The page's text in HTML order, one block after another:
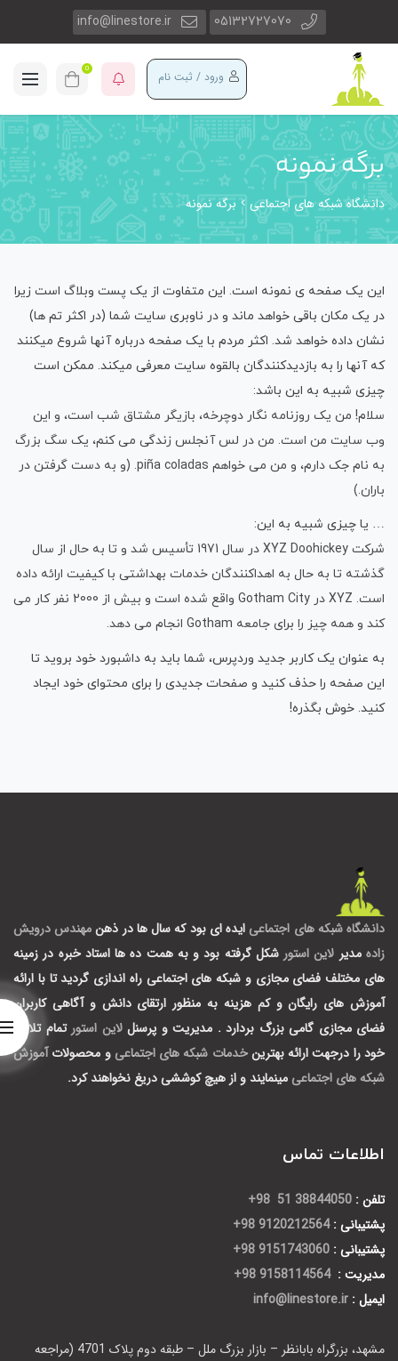
05132727070
info@linestore.ir
ورود / ثبت نام 0
برگه نمونه
دانشگاه شبکه های اجتماعی برگه نمونه
این یک صفحه ی نمونه است. این متفاوت از یک پست وبلاگ است زیرا
در یک مکان باقی خواهد ماند و در ناوبری سایت شما (در اکثر تم ها)
نشان داده خواهد شد. اکثر مردم با یک صفحه درباره آنها شروع میکنند
که آنها را به بازدیدکنندگان بالقوه سایت معرفی میکند. ممکن است
چیزی شبیه به این باشد:
سلام! من یک روزنامه نگار دوچرخه، بازیگر مشتاق شب است، و این
وب سایت من است. من در لس آنجلس زندگی می کنم، یک سگ بزرگ
به نام جک دارم، و من می خواهم piña coladas. (و به دست گرفتن در
باران.)
… یا چیزی شبیه به این:
شرکت XYZ Doohickey در سال 1971 تأسیس شد و تا به حال از سال
گذشته تا به حال به اهداکنندگان خدمات بهداشتی با کیفیت ارائه داده
است. XYZ در Gotham City واقع شده است و بیش از 2000 نفر کار می
کند و همه چیز را برای جامعه Gotham انجام می دهد.
به عنوان یک کاربر جدید وردپرس، شما باید به داشبورد خود بروید تا
این صفحه را حذف کنید و صفحات جدیدی را برای محتوای خود ایجاد
کنید. خوش بگذره!
دانشگاه شبکه های اجتماعی ایده ای بود که سال ها در ذهنمهندس درویش
زاده مدیر لاین استور شکل گرفته بود و به همت ده ها استاد خبره در زمینه
های مختلف فضای مجازی و شبکه های اجتماعی راه اندازی گردید تا با ارائه
آموزش های رایگان و کم هزینه به منظور ارتقای دانش و آگاهی کاربران
فضای مجازی گامی بزرگ بردارد . مدیریت و پرسنللاین استور تمام تلاش
خود را درجهت ارائه بهترینخدمات شبکه های اجتماعی و محصولات آموزش
شبکه های اجتماعی مینمایند و از هیچ کوششی دریغ نخواهند کرد.
اطلاعات تماس
تلفن : 38844050 51 98+
پشتیبانی : 9120212564 98+
پشتیبانی : 9151743060 98+
مدیریت : 9158114564 98+
ایمیل : info@linestore.ir
مشهد، بزرگراه بابانظر – بازار بزرگ ملل – طبقه دوم پلاک 4701 (مراجعه